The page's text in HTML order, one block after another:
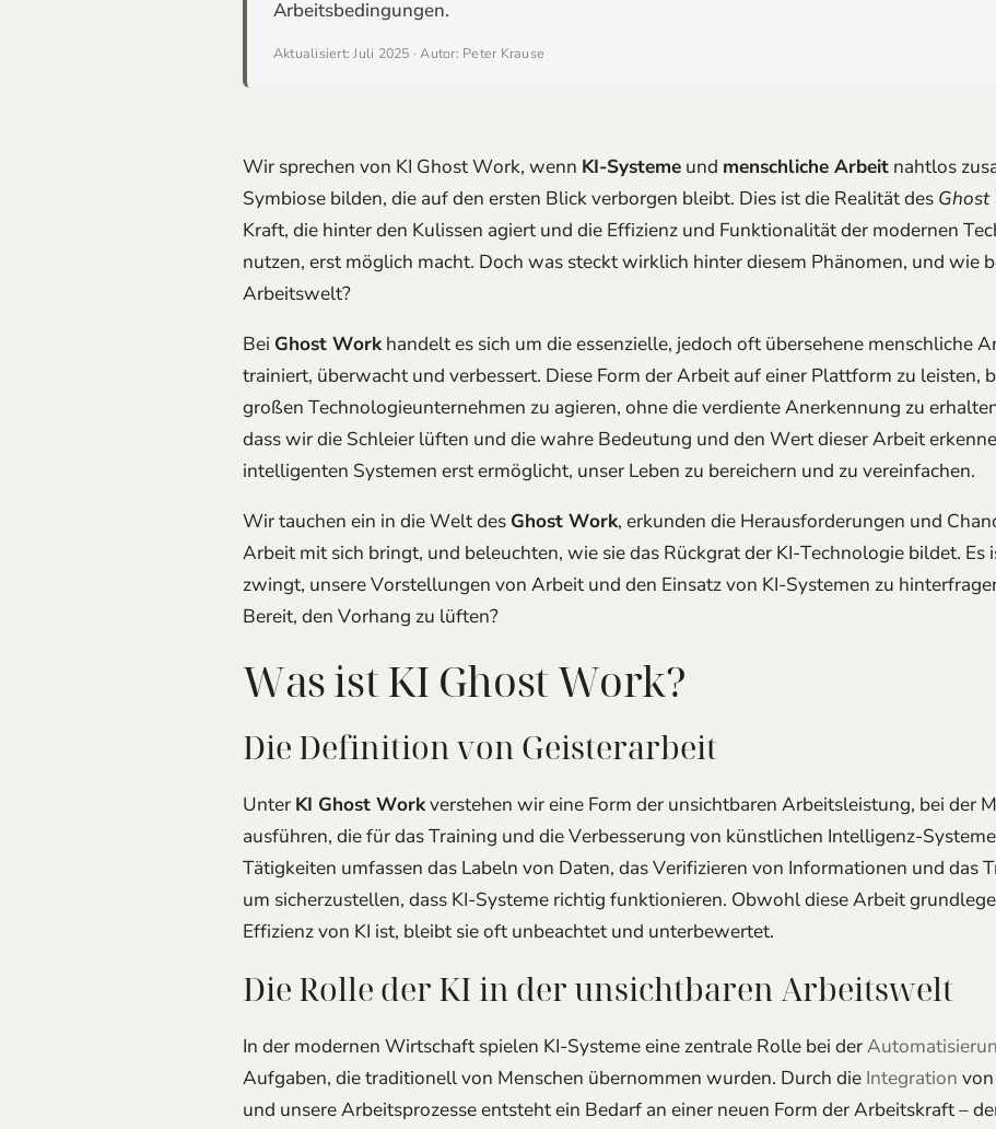
Arbeitsbedingungen.
Aktualisiert: Juli 2025 · Autor: Peter Krause
Wir sprechen von KI Ghost Work, wenn KI-Systeme und menschliche Arbeit nahtlos
Symbiose bilden, die auf den ersten Blick verborgen bleibt. Dies ist die Realität des
Kraft, die hinter den Kulissen agiert und die Effizienz und Funktionalität der modernen
nutzen, erst möglich macht. Doch was steckt wirklich hinter diesem Phänomen, und wie
Arbeitswelt?
Bei Ghost Workhandelt es sich um die essenzielle, jedoch oft übersehene menschliche
trainiert, überwacht und verbessert. Diese Form der Arbeit auf einer Plattform zu leisten,
großen Technologieunternehmen zu agieren, ohne die verdiente Anerkennung zu
dass wir die Schleier lüften und die wahre Bedeutung und den Wert dieser Arbeit
intelligenten Systemen erst ermöglicht, unser Leben zu bereichern und zu vereinfachen.
Wir tauchen ein in die Welt des Ghost Work, erkunden die Herausforderungen und
Arbeit mit sich bringt, und beleuchten, wie sie das Rückgrat der KI-Technologie bildet. Es
zwingt, unsere Vorstellungen von Arbeit und den Einsatz von KI-Systemen zu
Bereit, den Vorhang zu lüften?
Was ist KI Ghost Work?
Die Definition von Geisterarbeit
Unter KI Ghost Workverstehen wir eine Form der unsichtbaren Arbeitsleistung, bei der
ausführen, die für das Training und die Verbesserung von künstlichen Intelligenz-
Tätigkeiten umfassen das Labeln von Daten, das Verifizieren von Informationen und das
um sicherzustellen, dass KI-Systeme richtig funktionieren. Obwohl diese Arbeit
Effizienz von KI ist, bleibt sie oft unbeachtet und unterbewertet.
Die Rolle der KI in der unsichtbaren Arbeitswelt
In der modernen Wirtschaft spielen KI-Systeme eine zentrale Rolle bei der
Aufgaben, die traditionell von Menschen übernommen wurden. Durch die Integration
und unsere Arbeitsprozesse entsteht ein Bedarf an einer neuen Form der Arbeitskraft –